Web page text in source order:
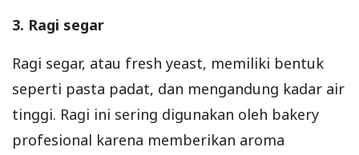
3. Ragi segar
Ragi segar, atau fresh yeast, memiliki bentuk
seperti pasta padat, dan mengandung kadar air
tinggi. Ragi ini sering digunakan oleh bakery
profesional karena memberikan aroma